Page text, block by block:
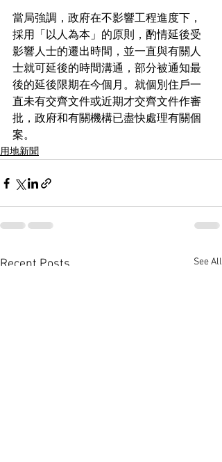
當局強調，政府在不影響工程進度下，
採用「以人為本」的原則，酌情延後受
影響人士的遷出時間，並一直與有關人
士就可延後的時間溝通，部分被通知最
後的延後限期在今個月。就個別住戶一
直未有交齊文件或近期才交齊文件作審
批，政府和有關機構已盡快處理有關個
案。
用地新聞
Recent Posts See All